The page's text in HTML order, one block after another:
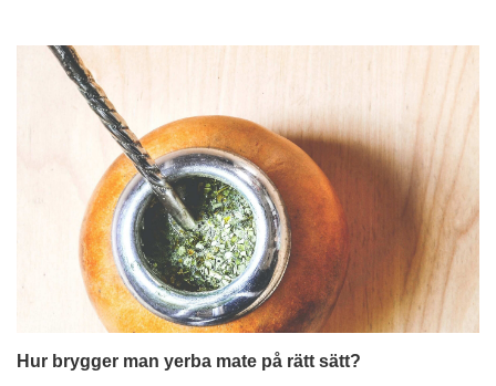
Hur brygger man yerba mate på rätt sätt?
Yerba mate lockar allt fler människor - med sitt exotiska
ursprung, sin unika smak och sin naturliga energikick.
Om du precis har börjat din resa med denna infusion kan
det kännas som om tillagningen är en komplicerad ritual
- full av regler och som kräver speciella tillbehör. Oroa